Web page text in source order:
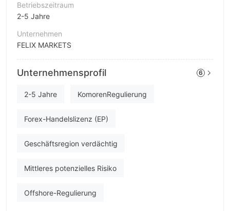
Betriebszeitraum
2-5 Jahre
Unternehmen
FELIX MARKETS
Abkürzung
FELIX MARKETS
Unternehmensmitarbeiter
Unternehmensprofil 6
2-5 Jahre KomorenRegulierung
Forex-Handelslizenz (EP)
Geschäftsregion verdächtig
Mittleres potenzielles Risiko
Offshore-Regulierung